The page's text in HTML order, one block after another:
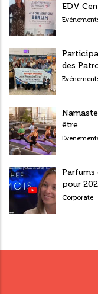
EDV
des
être
Parfums
pour
Corporate